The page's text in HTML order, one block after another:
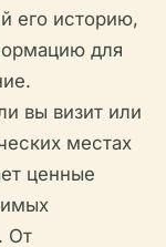
его историю,
для
вы визит или
местах
ценные
От